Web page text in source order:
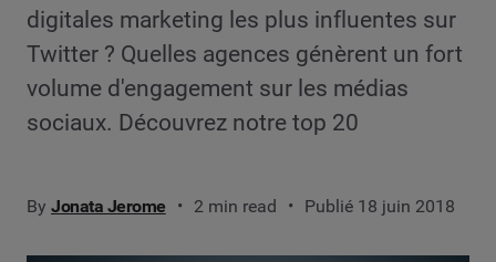
digitales marketing les plus influentes sur
Twitter ? Quelles agences génèrent un fort
volume d'engagement sur les médias
sociaux. Découvrez notre top 20
By Jonata Jerome 2 min read Publié 18 juin 2018